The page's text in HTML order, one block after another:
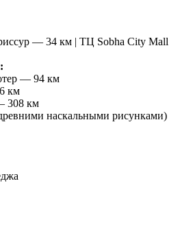
— 34 км | ТЦ Sobha City Mall
— 94 км
км
308 км
наскальными рисунками)